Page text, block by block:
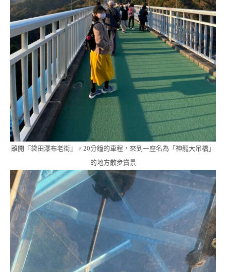
離開『袋田瀑布老街』，20分鐘的車程，來到一座名為「神龍大吊橋」
的地方散步賞景